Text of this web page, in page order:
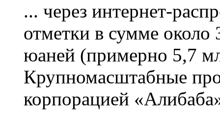
... через интернет-
отметки в сумме
юаней (примерно 5,7
Крупномасштабные
корпорацией